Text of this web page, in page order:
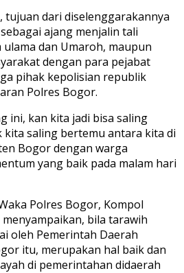
tujuan dari diselenggarakannya
ajang menjalin tali
dan Umaroh, maupun
dengan para pejabat
pihak kepolisian republik
Polres Bogor.
ini, kan kita jadi bisa saling
saling bertemu antara kita di
Bogor dengan warga
yang baik pada malam hari
Polres Bogor, Kompol
bila tarawih
oleh Pemerintah Daerah
itu, merupakan hal baik dan
di pemerintahan didaerah